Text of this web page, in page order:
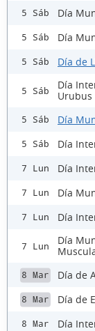
5 Sáb Día
5 Sáb Día
5 Sáb Día de
5 Sáb
Día
Urubus
5 Sáb Día
5 Sáb Día
7 Lun Día
7 Lun Día
7 Lun Día
7 Lun
Día
8 Mar Día de
8 Mar Día de
8 Mar Día